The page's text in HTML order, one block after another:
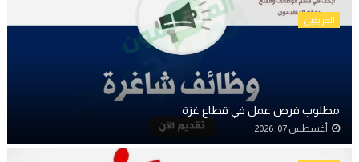
الخريجين
مطلوب فرص عمل في قطاع غزة
أغسطس 07, 2026